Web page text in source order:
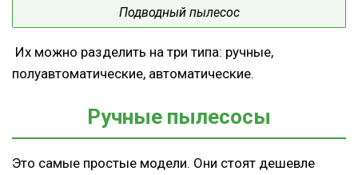
Подводный пылесос
Их можно разделить на три типа: ручные,
полуавтоматические, автоматические.
Ручные пылесосы
Это самые простые модели. Они стоят дешевле